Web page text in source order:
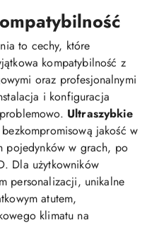
to cechy, które
kompatybilność z
oraz profesjonalnymi
i konfiguracja
Ultraszybkie
jakość w
pojedynków w grach, po
Dla użytkowników
personalizacji, unikalne
atutem,
klimatu na